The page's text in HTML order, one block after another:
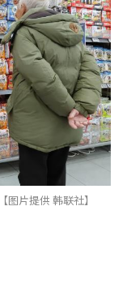
片提供 韩联社】